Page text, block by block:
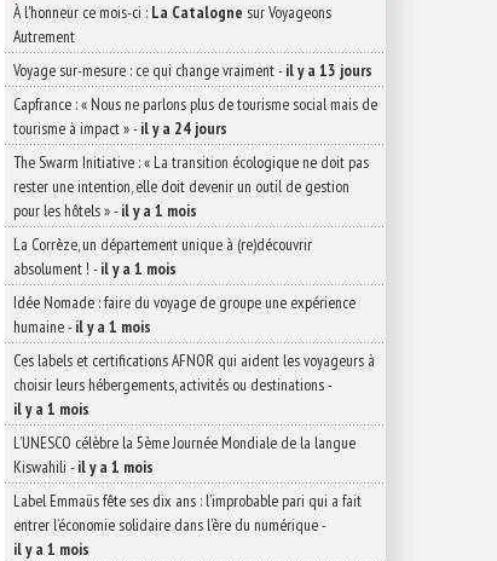
À l'honneur ce mois-ci : La Catalogne sur Voyageons
Autrement
Voyage sur-mesure : ce qui change vraiment-il y a 13 jours
Capfrance : « Nous ne parlons plus de tourisme social mais de
tourisme à impact »-il y a 24 jours
The Swarm Initiative : « La transition écologique ne doit pas
rester une intention, elle doit devenir un outil de gestion
pour les hôtels »-il y a 1 mois
La Corrèze, un département unique à (re)découvrir
absolument ! -il y a 1 mois
Idée Nomade : faire du voyage de groupe une expérience
humaine-il y a 1 mois
Ces labels et certifications AFNOR qui aident les voyageurs à
choisir leurs hébergements, activités ou destinations-
il y a 1 mois
L’UNESCO célèbre la 5ème Journée Mondiale de la langue
Kiswahili -il y a 1 mois
Label Emmaüs fête ses dix ans : l’improbable pari qui a fait
entrer l’économie solidaire dans l’ère du numérique-
il y a 1 mois